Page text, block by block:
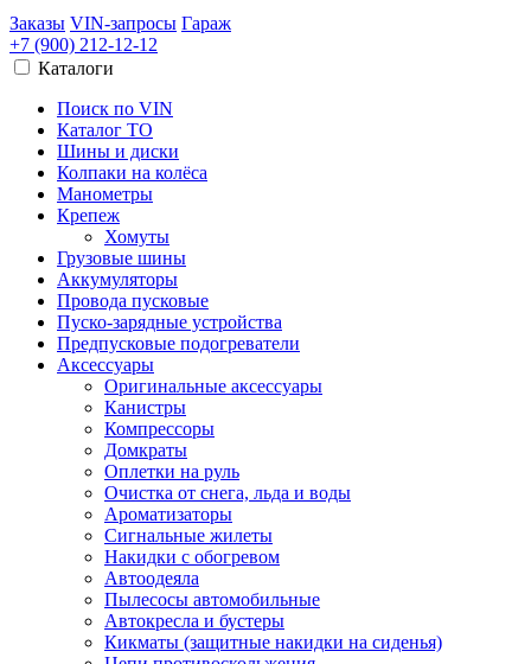
Заказы VIN-запросы Гараж
+7 (900) 212-12-12
Каталоги
Поиск по VIN
Каталог ТО
Шины и диски
Колпаки на колёса
Манометры
Крепеж
Хомуты
Грузовые шины
Аккумуляторы
Провода пусковые
Пуско-зарядные устройства
Предпусковые подогреватели
Аксессуары
Оригинальные аксессуары
Канистры
Компрессоры
Домкраты
Оплетки на руль
Очистка от снега, льда и воды
Ароматизаторы
Сигнальные жилеты
Накидки с обогревом
Автоодеяла
Пылесосы автомобильные
Автокресла и бустеры
Кикматы (защитные накидки на сиденья)